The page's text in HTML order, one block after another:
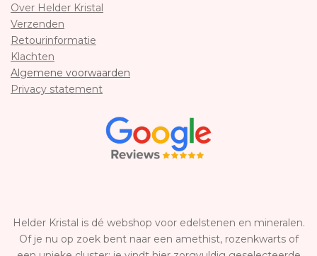
Over Helder Kristal
Verzenden
Retourinformatie
Klachten
Algemene voorwaarden
Privacy statement
Helder Kristal is dé webshop voor edelstenen en mineralen.
Of je nu op zoek bent naar een amethist, rozenkwarts of